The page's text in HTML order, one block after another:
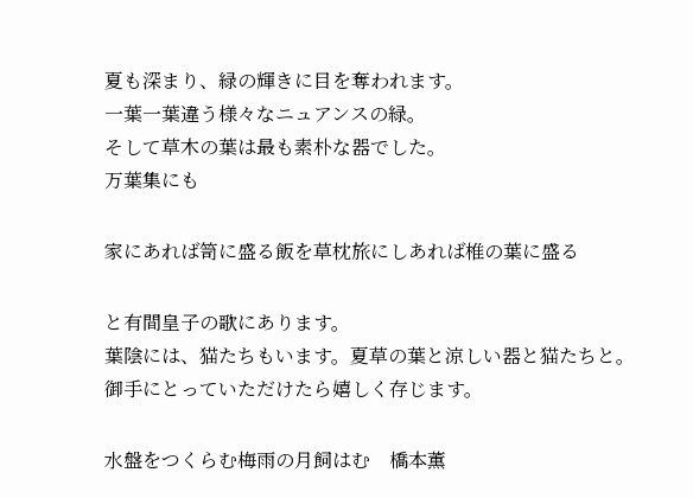
夏も深まり、緑の輝きに目を奪われます。
一葉一葉違う様々なニュアンスの緑。
そして草木の葉は最も素朴な器でした。
万葉集にも
家にあれば笥に盛る飯を草枕旅にしあれば椎の葉に盛る
と有間皇子の歌にあります。
葉陰には、猫たちもいます。夏草の葉と涼しい器と猫たちと。
御手にとっていただけたら嬉しく存じます。
水盤をつくらむ梅雨の月飼はむ 橋本薫